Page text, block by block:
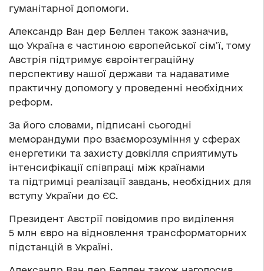
гуманітарної допомоги.
Александр Ван дер Беллен також зазначив,
що Україна є частиною європейської сім’ї, тому
Австрія підтримує євроінтеграційну
перспективу нашої держави та надаватиме
практичну допомогу у проведенні необхідних
реформ.
За його словами, підписані сьогодні
меморандуми про взаєморозуміння у сферах
енергетики та захисту довкілля сприятимуть
інтенсифікації співпраці між країнами
та підтримці реалізації завдань, необхідних для
вступу України до ЄС.
Президент Австрії повідомив про виділення
5 млн євро на відновлення трансформаторних
підстанцій в Україні.